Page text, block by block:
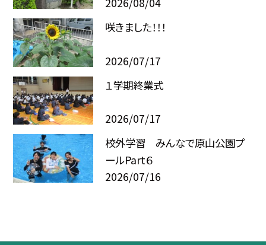
咲きました！！！
2026/07/17
１学期終業式
2026/07/17
校外学習 みんなで原山公園プ
ールPart６
2026/07/16